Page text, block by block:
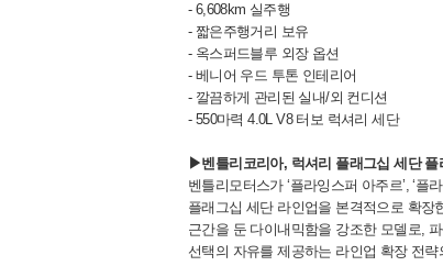
- 6,608km 실주행
- 짧은주행거리 보유
- 옥스퍼드블루 외장 옵션
- 베니어 우드 투톤 인테리어
- 깔끔하게 관리된 실내/외 컨디션
- 550마력 4.0L V8 터보 럭셔리 세단
▶벤틀리코리아, 럭셔리 플래그십 세단 플
벤틀리모터스가 ‘플라잉스퍼 아주르’, ‘
플래그십 세단 라인업을 본격적으로 확
근간을 둔 다이내믹함을 강조한 모델로,
선택의 자유를 제공하는 라인업 확장 전